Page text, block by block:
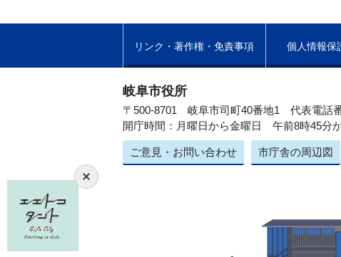
リンク・著作権・免責事項 個人情報保
岐阜市役所
〒500-8701 岐阜市司町40番地1 代表電話
開庁時間：月曜日から金曜日 午前8時45分
ご意見・お問い合わせ 市庁舎の周辺図